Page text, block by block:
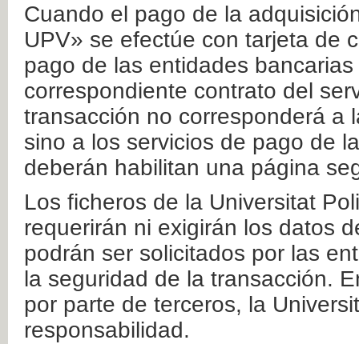
Cuando el pago de la
UPV» se efectúe con tarjeta de
pago de las entidades
correspondiente contrato del
transacción no corresponderá a
sino a los servicios de pago de
deberán habilitan una página
Los ficheros de la Universitat
requerirán ni exigirán los datos
podrán ser solicitados por las
la seguridad de la transacción.
por parte de terceros, la
responsabilidad.